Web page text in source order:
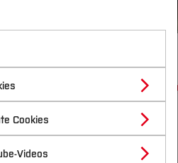
2024
Studentische Projekte
Cookies
Videos